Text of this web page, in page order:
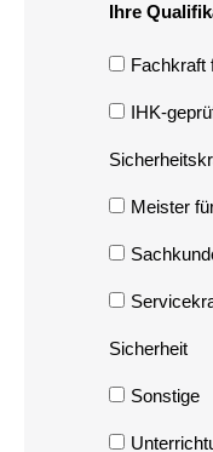
Ihre
Fachkraft
IHK-
Meister
Sicherheit
Sonstige